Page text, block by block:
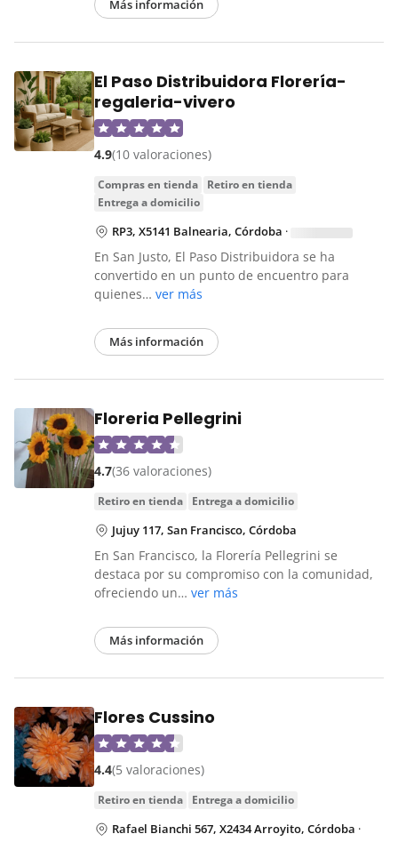
Más información
El Paso Distribuidora Florería-
regaleria-vivero
4.9(10 valoraciones)
compras en tienda
retiro en tienda
entrega a domicilio
RP3, X5141 Balnearia, Córdoba ·
En San Justo, El Paso Distribuidora se ha
convertido en un punto de encuentro para
quienes… ver más
Más información
Floreria Pellegrini
4.7(36 valoraciones)
retiro en tienda entrega a domicilio
Jujuy 117, San Francisco, Córdoba
En San Francisco, la Florería Pellegrini se
destaca por su compromiso con la comunidad,
ofreciendo un… ver más
Más información
Flores Cussino
4.4(5 valoraciones)
retiro en tienda entrega a domicilio
Rafael Bianchi 567, X2434 Arroyito, Córdoba ·